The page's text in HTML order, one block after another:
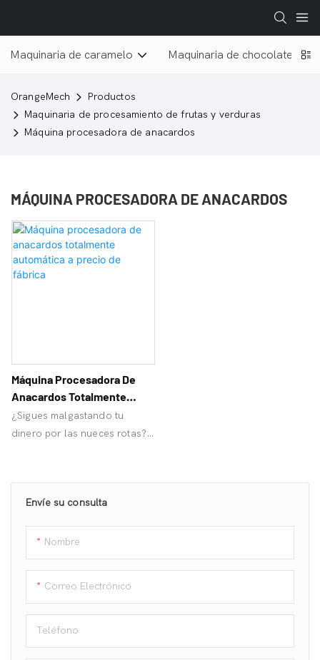
Maquinaria de caramelo Maquinaria de chocolate
OrangeMech
Productos
Maquinaria de procesamiento de frutas y verduras
Máquina procesadora de anacardos
MÁQUINA PROCESADORA DE ANACARDOS
Envíe su consulta
Nombre
Correo Electrónico
Teléfono
Máquina Procesadora De
Anacardos Totalmente
Automática A Precio De
Fábrica
¿Sigues malgastando tu
dinero por las nueces rotas?
equipos económicos y de alta
calidad para que ahorres